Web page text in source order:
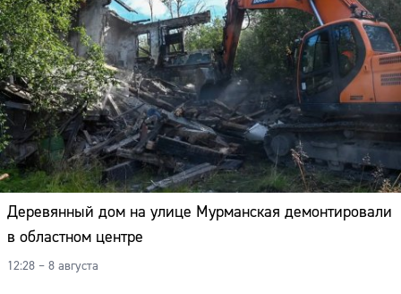
Деревянный дом на улице Мурманская демонтировали
в областном центре
12:28 – 8 августа